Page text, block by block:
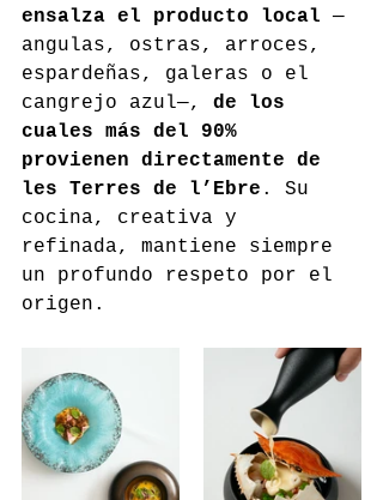
ensalza el producto local —
angulas, ostras, arroces,
espardeñas, galeras o el
cangrejo azul—, de los
cuales más del 90%
provienen directamente de
les Terres de l’Ebre . Su
cocina, creativa y
refinada, mantiene siempre
un profundo respeto por el
origen.